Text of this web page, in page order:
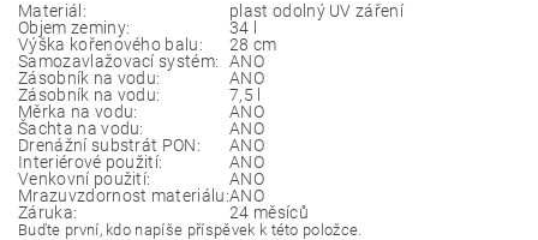
Materiál:
plast odolný UV záření
Objem zeminy:
34 l
Výška kořenového balu:
28 cm
Samozavlažovací systém:
ANO
Zásobník na vodu:
ANO
Zásobník na vodu:
7,5 l
Měrka na vodu:
ANO
Šachta na vodu:
ANO
Drenážní substrát PON:
ANO
Interiérové použití:
ANO
Venkovní použití:
ANO
Mrazuvzdornost materiálu:ANO
Záruka:
24 měsíců
Buďte první, kdo napíše příspěvek k této položce.